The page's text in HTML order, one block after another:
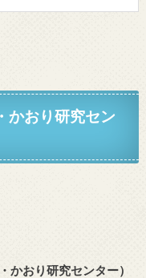
かおり研究セン
かおり研究センター）